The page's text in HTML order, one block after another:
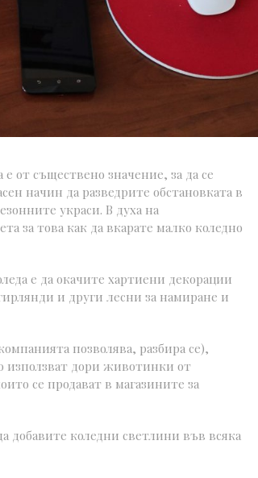
от съществено значение, за да се
начин да разведрите обстановката в
украси. В духа на
за това как да вкарате малко коледно
е да окачите хартиени декорации
и други лесни за намиране и
позволява, разбира се),
използват дори животинки от
се продават в магазините за
добавите коледни светлини във всяка